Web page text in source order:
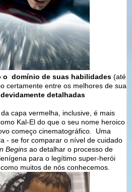
o domínio de suas habilidades (até
certamente entre os melhores de sua
detalhadas
capa vermelha, inclusive, é mais
Kal-El do que o seu nome heroico
começo cinematográfico. Uma
- se for comparar o nível de cuidado
Begins ao detalhar o processo de
para o legítimo super-herói
muitos de nós conhecemos.